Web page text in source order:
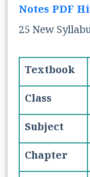
Notes PDF
25 New
Textbook
Class
Subject
Chapter